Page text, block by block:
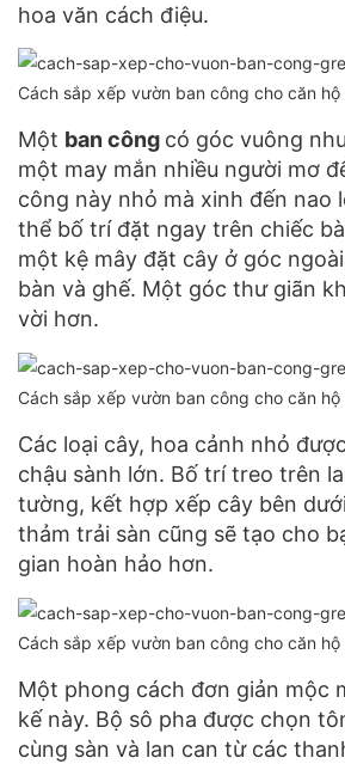
hoa văn cách điệu.
Cách sắp xếp vườn ban công cho căn hộ
Một ban công có góc vuông
một may mắn nhiều người mơ
công này nhỏ mà xinh đến nao
thể bố trí đặt ngay trên chiếc
một kệ mây đặt cây ở góc
bàn và ghế. Một góc thư giãn
vời hơn.
Cách sắp xếp vườn ban công cho căn hộ
Các loại cây, hoa cảnh nhỏ
chậu sành lớn. Bố trí treo trên
tường, kết hợp xếp cây bên
thảm trải sàn cũng sẽ tạo cho
gian hoàn hảo hơn.
Cách sắp xếp vườn ban công cho căn hộ
Một phong cách đơn giản mộc
kế này. Bộ sô pha được chọn
cùng sàn và lan can từ các